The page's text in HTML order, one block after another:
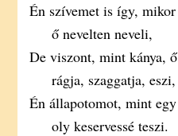
Én szívemet is így,
ő nevelten neveli,
De viszont, mint kánya,
rágja, szaggatja, eszi,
Én állapotomot, mint
oly keservessé teszi.